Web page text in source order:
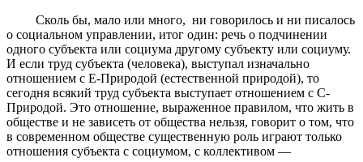
Сколь бы, мало или много, ни говорилось и ни писалось
о социальном управлении, итог один: речь о подчинении
одного субъекта или социума другому субъекту или социуму.
И если труд субъекта (человека), выступал изначально
отношением с Е-Природой (естественной природой), то
сегодня всякий труд субъекта выступает отношением с С-
Природой. Это отношение, выраженное правилом, что жить в
обществе и не зависеть от общества нельзя, говорит о том, что
в современном обществе существенную роль играют только
отношения субъекта с социумом, с коллективом —